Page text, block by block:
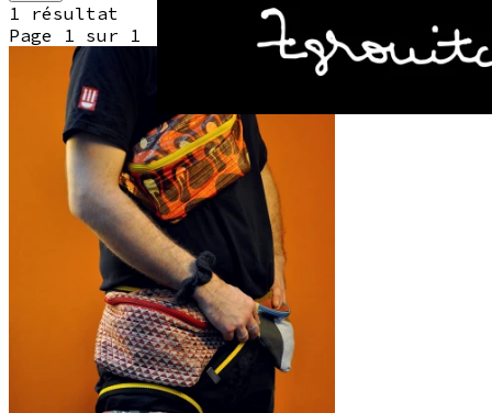
1 résultat
Page 1 sur 1